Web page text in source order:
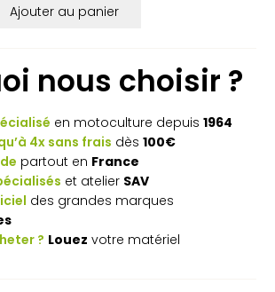
Ajouter au panier
nous choisir ?
en motoculture depuis 1964
4x sans frais dès 100€
partout en France
et atelier SAV
des grandes marques
? Louez votre matériel